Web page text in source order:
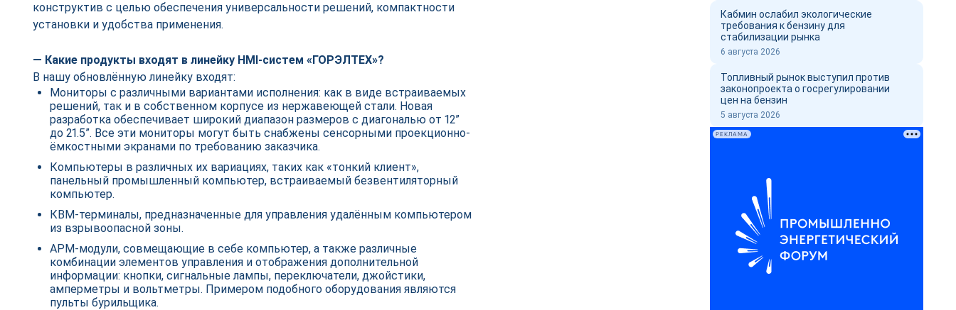
конструктив с целью обеспечения универсальности решений, компактности
установки и удобства применения.
— Какие продукты входят в линейку HMI-систем «ГОРЭЛТЕХ»?
В нашу обновлённую линейку входят:
Мониторы с различными вариантами исполнения: как в виде встраиваемых
решений, так и в собственном корпусе из нержавеющей стали. Новая
разработка обеспечивает широкий диапазон размеров с диагональю от 12”
до 21.5”. Все эти мониторы могут быть снабжены сенсорными проекционно-
ёмкостными экранами по требованию заказчика.
Компьютеры в различных их вариациях, таких как «тонкий клиент»,
панельный промышленный компьютер, встраиваемый безвентиляторный
компьютер.
КВМ-терминалы, предназначенные для управления удалённым компьютером
из взрывоопасной зоны.
АРМ-модули, совмещающие в себе компьютер, а также различные
комбинации элементов управления и отображения дополнительной
информации: кнопки, сигнальные лампы, переключатели, джойстики,
амперметры и вольтметры. Примером подобного оборудования являются
пульты бурильщика.
Кабмин ослабил экологические
требования к бензину для
стабилизации рынка
6 августа 2026
Топливный рынок выступил против
законопроекта о госрегулировании
цен на бензин
5 августа 2026
РЕКЛАМА